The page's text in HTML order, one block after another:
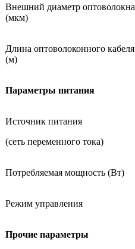
Внешний диаметр оптоволокна
(мкм)
Длина оптоволоконного кабеля
(м)
Параметры питания
Источник питания
(сеть переменного тока)
Потребляемая мощность (Вт)
Режим управления
Прочие параметры